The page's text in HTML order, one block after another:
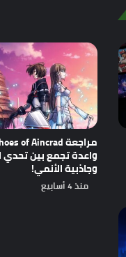
وجاذبية الأنمي!
منذ 4 أسابيع